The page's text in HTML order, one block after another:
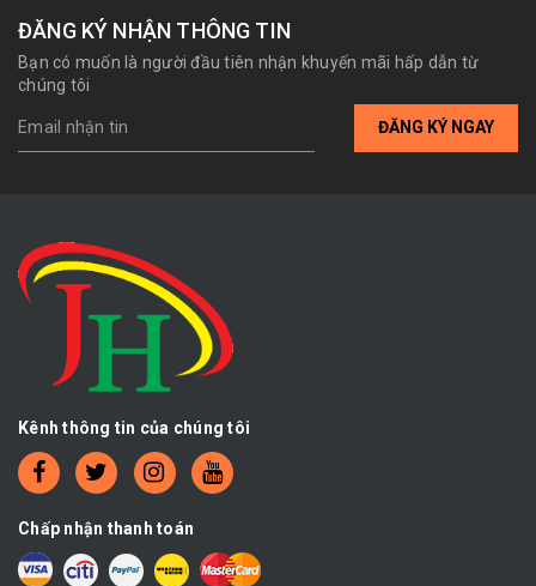
ĐĂNG KÝ NHẬN THÔNG TIN
Bạn có muốn là người đầu tiên nhận khuyến mãi hấp dẫn từ
chúng tôi
ĐĂNG KÝ NGAY
Kênh thông tin của chúng tôi
Chấp nhận thanh toán